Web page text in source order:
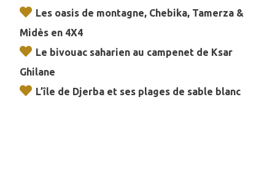
Les oasis de montagne, Chebika, Tamerza &
Midès en 4X4
Le bivouac saharien au campenet de Ksar
Ghilane
L’île de Djerba et ses plages de sable blanc